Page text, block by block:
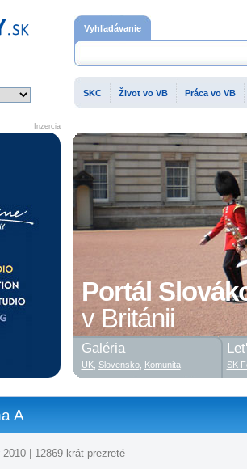
Portál
v Británii
A
2010 | 12869 krát prezreté
Vyhľadávanie
SKC Život vo VB Práca vo VB
Inzercia
Galéria
UK, Slovensko, Komunita SK